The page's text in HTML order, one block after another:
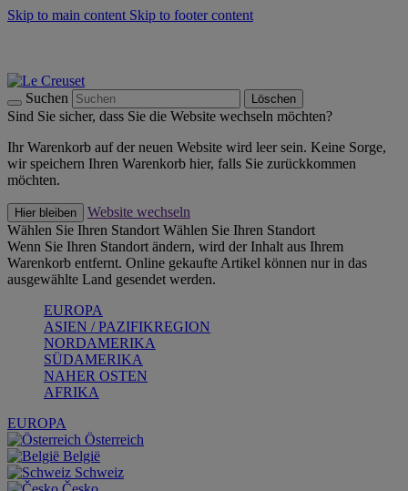
Skip to main content Skip to footer content
Suchen Löschen
Sind Sie sicher, dass Sie die Website wechseln möchten?
Ihr Warenkorb auf der neuen Website wird leer sein. Keine Sorge,
wir speichern Ihren Warenkorb hier, falls Sie zurückkommen
möchten.
Hier bleiben
Website wechseln
Wählen Sie Ihren Standort Wählen Sie Ihren Standort
Wenn Sie Ihren Standort ändern, wird der Inhalt aus Ihrem
Warenkorb entfernt. Online gekaufte Artikel können nur in das
ausgewählte Land gesendet werden.
EUROPA
ASIEN / PAZIFIKREGION
NORDAMERIKA
SÜDAMERIKA
NAHER OSTEN
AFRIKA
EUROPA
Österreich
België
Schweiz